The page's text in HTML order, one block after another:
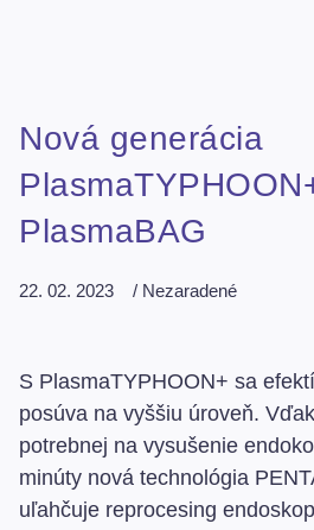
Nová generácia
PlasmaBAG
22. 02. 2023 / Nezaradené
S PlasmaTYPHOON+ sa
posúva na vyššiu úroveň.
potrebnej na vysušenie
minúty nová technológia
uľahčuje reprocesing